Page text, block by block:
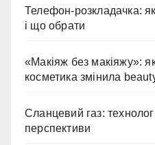
Телефон-розкладачка:
і що обрати
«Макіяж без макіяжу»:
косметика змінила
Сланцевий газ:
перспективи